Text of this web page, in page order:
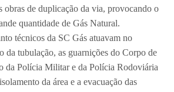
obras de duplicação da via, provocando o
quantidade de Gás Natural.
técnicos da SC Gás atuavam no
da tubulação, as guarnições do Corpo de
da Polícia Militar e da Polícia Rodoviária
da área e a evacuação das